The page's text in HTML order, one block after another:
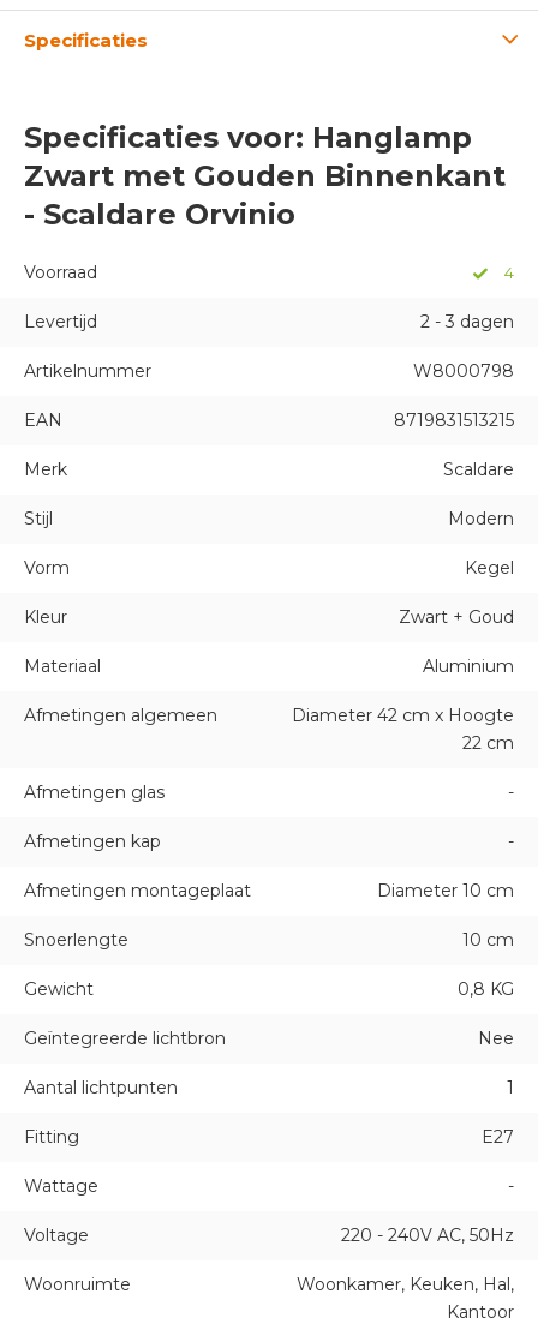
Specificaties
Specificaties voor: Hanglamp
Zwart met Gouden Binnenkant
- Scaldare Orvinio
Voorraad 4
Levertijd 2 - 3 dagen
Artikelnummer W8000798
EAN 8719831513215
Merk Scaldare
Stijl Modern
Vorm Kegel
Kleur Zwart + Goud
Materiaal Aluminium
Afmetingen algemeen
Diameter 42 cm x Hoogte
22 cm
Afmetingen glas -
Afmetingen kap -
Afmetingen montageplaat Diameter 10 cm
Snoerlengte 10 cm
Gewicht 0,8 KG
Geïntegreerde lichtbron Nee
Aantal lichtpunten 1
Fitting E27
Wattage -
Voltage 220 - 240V AC, 50Hz
Woonruimte
Woonkamer, Keuken, Hal,
Kantoor